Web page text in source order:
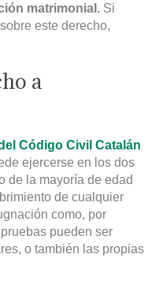
matrimonial. Si
este derecho,
a
Código Civil Catalán
ejercerse en los dos
de la mayoría de edad
de cualquier
como, por
pueden ser
o también las propias